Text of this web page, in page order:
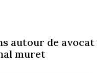
autour de avocat
muret